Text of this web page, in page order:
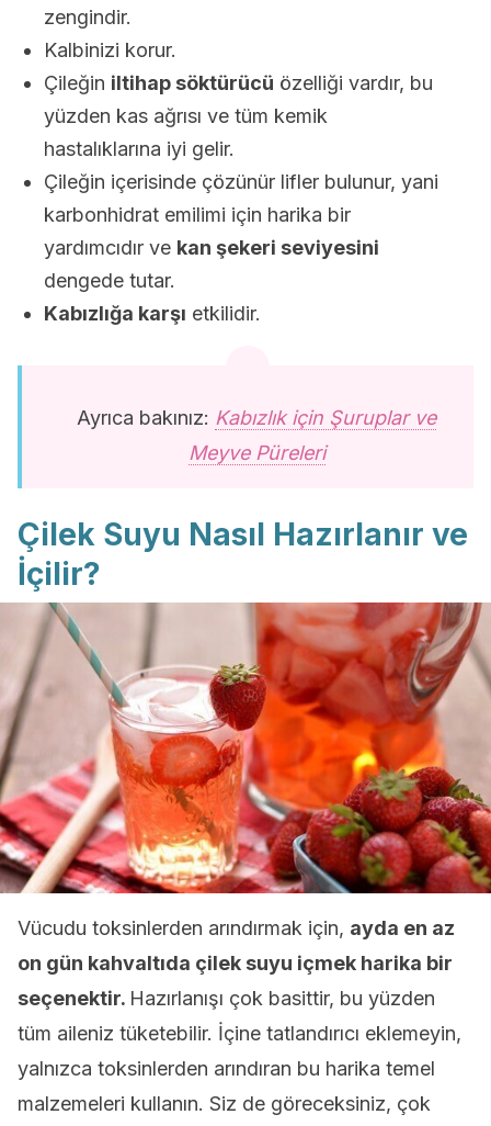
zengindir.
Kalbinizi korur.
Çileğin iltihap söktürücü özelliği vardır, bu
yüzden kas ağrısı ve tüm kemik
hastalıklarına iyi gelir.
Çileğin içerisinde çözünür lifler bulunur, yani
karbonhidrat emilimi için harika bir
yardımcıdır ve kan şekeri seviyesini
dengede tutar.
Kabızlığa karşı etkilidir.
Ayrıca bakınız: Kabızlık için Şuruplar ve
Meyve Püreleri
Çilek Suyu Nasıl Hazırlanır ve
İçilir?
Vücudu toksinlerden arındırmak için, ayda en az
on gün kahvaltıda çilek suyu içmek harika bir
seçenektir. Hazırlanışı çok basittir, bu yüzden
tüm aileniz tüketebilir. İçine tatlandırıcı eklemeyin,
yalnızca toksinlerden arındıran bu harika temel
malzemeleri kullanın. Siz de göreceksiniz, çok